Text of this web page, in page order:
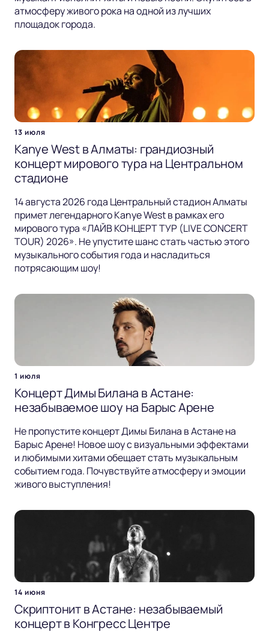
атмосферу живого рока на одной из лучших
площадок города.
13 июля
Kanye West в Алматы: грандиозный
концерт мирового тура на Центральном
стадионе
14 августа 2026 года Центральный стадион Алматы
примет легендарного Kanye West в рамках его
мирового тура «ЛАЙВ КОНЦЕРТ ТУР (LIVE CONCERT
TOUR) 2026». Не упустите шанс стать частью этого
музыкального события года и насладиться
потрясающим шоу!
1 июля
Концерт Димы Билана в Астане:
незабываемое шоу на Барыс Арене
Не пропустите концерт Димы Билана в Астане на
Барыс Арене! Новое шоу с визуальными эффектами
и любимыми хитами обещает стать музыкальным
событием года. Почувствуйте атмосферу и эмоции
живого выступления!
14 июня
Скриптонит в Астане: незабываемый
концерт в Конгресс Центре